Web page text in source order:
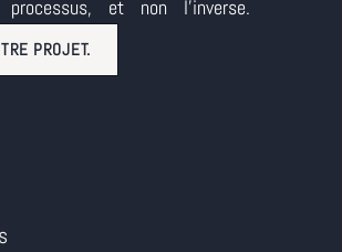
et non l'inverse.
PROJET.